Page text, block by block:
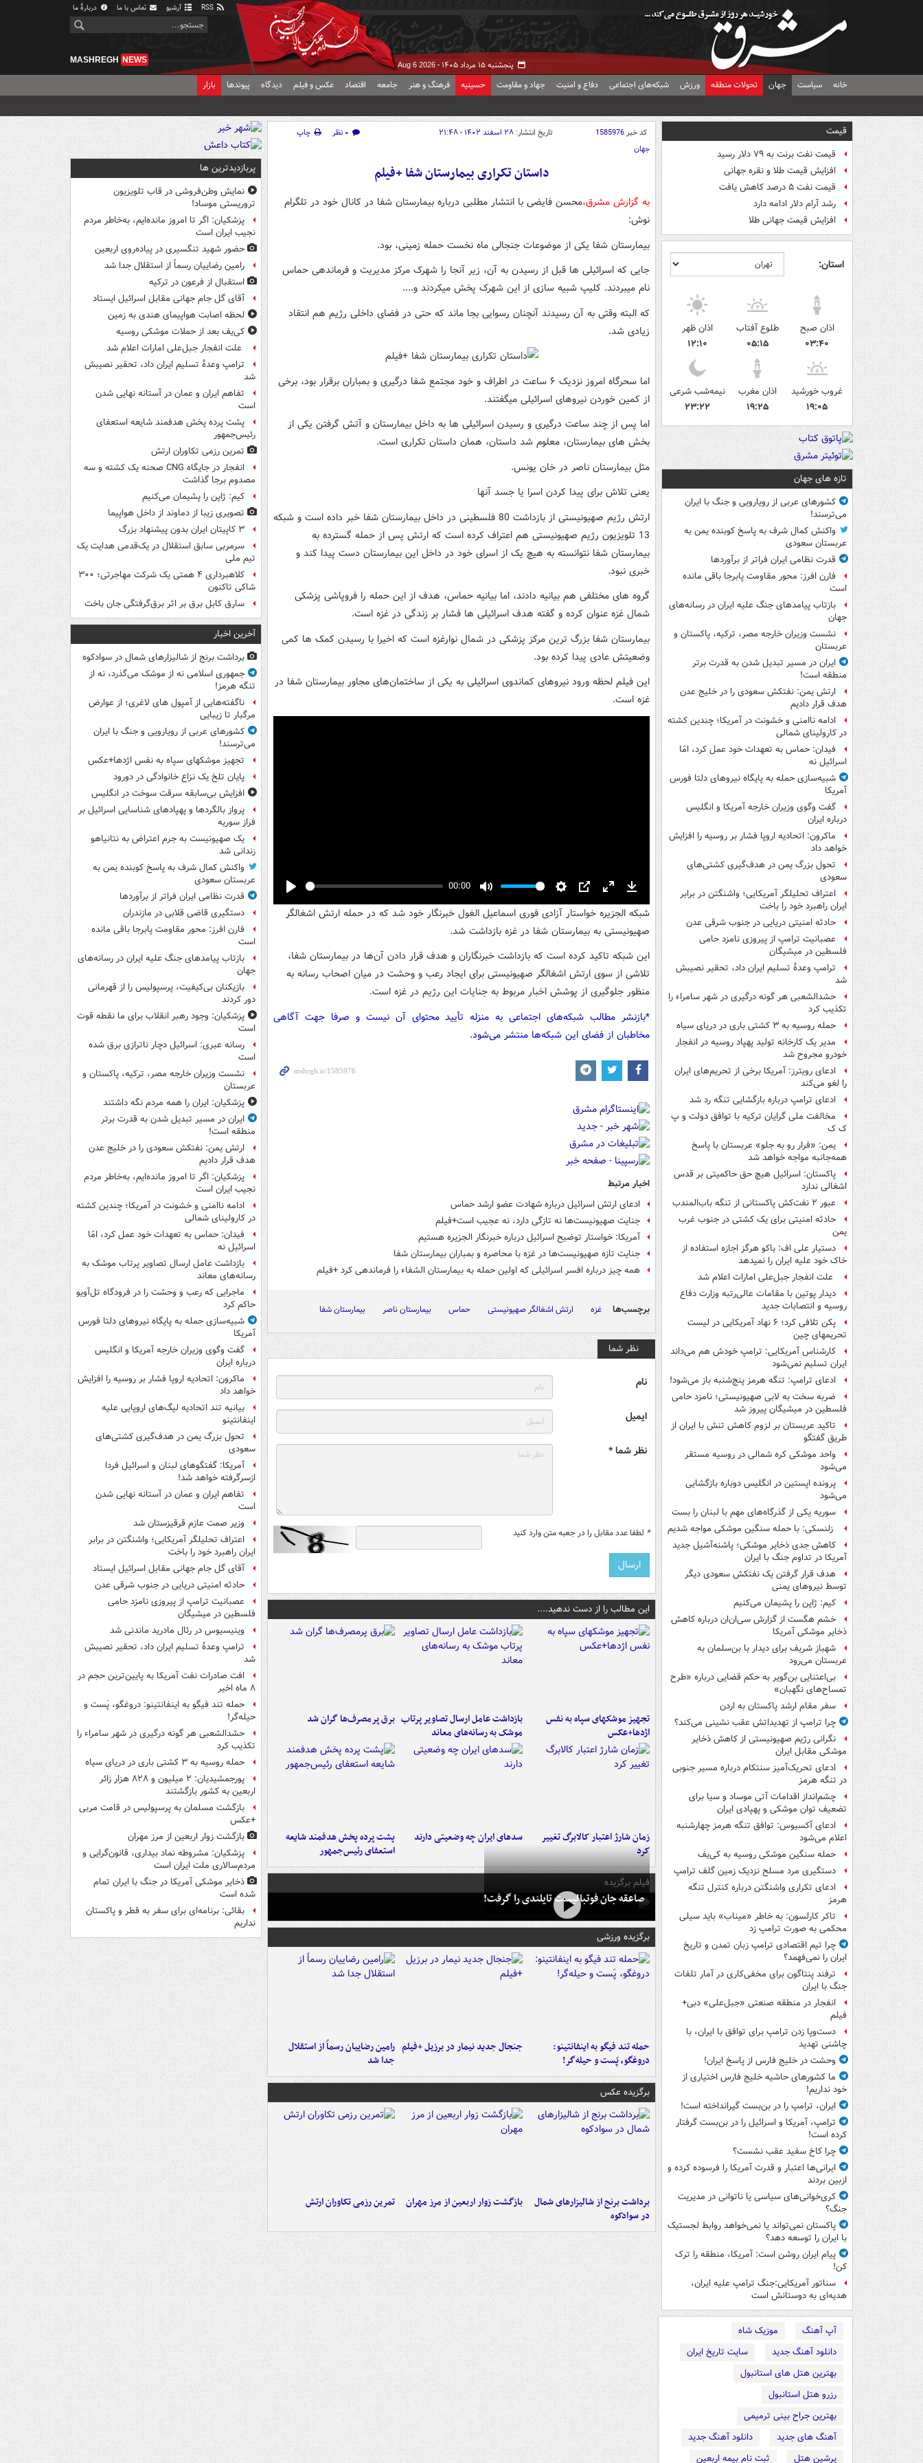
آرشیو تماس با ما دربارهٔ ما
پنجشنبه ۱۵ مرداد ۱۴۰۵ - Aug 6 2026
MASHREGH NEWS
خانه سیاست جهان تحولات منطقه ورزش شبکه‌های اجتماعی دفاع و امنیت جهاد و مقاومت حسینیه فرهنگ و هنر جامعه اقتصاد عکس و فیلم دیدگاه پیوندها بازار
قیمت
قیمت نفت برنت به ۷۹ دلار رسید
افزایش قیمت طلا و نقره جهانی
قیمت نفت ۵ درصد کاهش یافت
رشد آرام دلار ادامه دارد
افزایش قیمت جهانی طلا
استان:
اذان صبح
۰۳:۴۰
طلوع آفتاب
۰۵:۱۵
اذان ظهر
۱۲:۱۰
غروب خورشید
۱۹:۰۵
اذان مغرب
۱۹:۲۵
نیمه‌شب شرعی
۲۳:۲۲
تازه های جهان
کشورهای عربی از رویارویی و جنگ با ایران
می‌ترسند!
واکنش کمال شرف به پاسخ کوبنده یمن به
عربستان سعودی
قدرت نظامی ایران فراتر از برآوردها
فارن افرز: محور مقاومت پابرجا باقی مانده
است
بازتاب پیامدهای جنگ علیه ایران در رسانه‌های
جهان
نشست وزیران خارجه مصر، ترکیه، پاکستان و
عربستان
ایران در مسیر تبدیل شدن به قدرت برتر
منطقه است!
ارتش یمن: نفتکش سعودی را در خلیج عدن
هدف قرار دادیم
ادامه ناامنی و خشونت در آمریکا؛ چندین کشته
در کارولینای شمالی
فیدان: حماس به تعهدات خود عمل کرد، امّا
اسرائیل نه
شبیه‌سازی حمله به پایگاه نیروهای دلتا فورس
آمریکا
گفت وگوی وزیران خارجه آمریکا و انگلیس
درباره ایران
ماکرون: اتحادیه اروپا فشار بر روسیه را افزایش
خواهد داد
تحول بزرگ یمن در هدف‌گیری کشتی‌های
سعودی
اعتراف تحلیلگر آمریکایی؛ واشنگتن در برابر
ایران راهبرد خود را باخت
حادثه امنیتی دریایی در جنوب شرقی عدن
عصبانیت ترامپ از پیروزی نامزد حامی
فلسطین در میشیگان
ترامپ وعدۀ تسلیم ایران داد، تحقیر نصیبش
شد
حشدالشعبی هر گونه درگیری در شهر سامراء را
تکذیب کرد
حمله روسیه به ۳ کشتی باری در دریای سیاه
مدیر یک کارخانه تولید پهپاد روسیه در انفجار
خودرو مجروح شد
ادعای رویترز: آمریکا برخی از تحریم‌های ایران
را لغو می‌کند
ادعای ترامپ درباره بازگشایی تنگه رد شد
مخالفت ملی گرایان ترکیه با توافق دولت و پ
ک ک
یمن: «فرار رو به جلو» عربستان با پاسخ
همه‌جانبه‌ مواجه خواهد شد
پاکستان: اسرائیل هیچ حق حاکمیتی بر قدس
اشغالی ندارد
عبور ۲ نفت‌کش پاکستانی از تنگه باب‌المندب
حادثه امنیتی برای یک کشتی در جنوب غرب
یمن
دستیار علی اف: باکو هرگز اجازه استفاده از
خاک خود علیه ایران را نمیدهد
علت انفجار جبل‌علی امارات اعلام شد
دیدار پوتین با مقامات عالی‌رتبه وزارت دفاع
روسیه و انتصابات جدید
پکن تلافی کرد؛ ۶ نهاد آمریکایی در لیست
تحریمهای چین
کارشناس آمریکایی: ترامپ خودش هم می‌داند
ایران تسلیم نمی‌شود
ادعای ترامپ: تنگه هرمز پنج‌شنبه باز می‌شود!
ضربه سخت به لابی صهیونیستی؛ نامزد حامی
فلسطین در میشیگان پیروز شد
تاکید عربستان بر لزوم کاهش تنش با ایران از
طریق گفتگو
واحد موشکی کره شمالی در روسیه مستقر
می‌شود
پرونده اپستین در انگلیس دوباره بازگشایی
می‌شود
سوریه یکی از گذرگاه‌های مهم با لبنان را بست
زلنسکی: با حمله سنگین موشکی مواجه شدیم
کاهش جدی ذخایر موشکی؛ پاشنه‌آشیل جدید
آمریکا در تداوم جنگ با ایران
هدف قرار گرفتن یک نفتکش سعودی دیگر
توسط نیروهای یمنی
کیم: ژاپن را پشیمان می‌کنیم
خشم هگست از گزارش سی‌ان‌ان درباره کاهش
ذخایر موشکی آمریکا
شهباز شریف برای دیدار با بن‌سلمان به
عربستان می‌رود
بی‌اعتنایی بن‌گویر به حکم قضایی درباره «طرح
تمساح‌های نگهبان»
سفر مقام ارشد پاکستان به اردن
چرا ترامپ از تهدیداتش عقب نشینی می‌کند؟
نگرانی رژیم صهیونیستی از کاهش ذخایر
موشکی مقابل ایران
ادعای تحریک‌آمیز سنتکام درباره مسیر جنوبی
در تنگه هرمز
چشم‌انداز اقدامات آتی موساد و سیا برای
تضعیف توان موشکی و پهپادی ایران
ادعای آکسیوس: توافق تنگه هرمز چهارشنبه
اعلام می‌شود
حمله سنگین موشکی روسیه به کی‌یف
دستگیری مرد مسلح نزدیک زمین گلف ترامپ
ادعای تکراری واشنگتن درباره کنترل تنگه
هرمز
تاکر کارلسون: به خاطر «میناب» باید سیلی
محکمی به صورت ترامپ زد
چرا تیم اقتصادی ترامپ زبان تمدن و تاریخ
ایران را نمی‌فهمد؟
ترفند پنتاگون برای مخفی‌کاری در آمار تلفات
جنگ با ایران
انفجار در منطقه صنعتی «جبل‌علی» دبی+
فیلم
دست‌وپا زدن ترامپ برای توافق با ایران، با
چاشنی تهدید
وحشت در خلیج فارس از پاسخ ایران!
ما کشورهای حاشیه خلیج فارس اختیاری از
خود نداریم!
ایران، ترامپ را در بن‌بست گیرانداخته است!
ترامپ، آمریکا و اسرائیل را در بن‌بست گرفتار
کرده است!
چرا کاخ سفید عقب نشست؟
ایرانی‌ها اعتبار و قدرت آمریکا را فرسوده کرده و
ازبین بردند
کری‌خوانی‌های سیاسی یا ناتوانی در مدیریت
جنگ؟
پاکستان نمی‌تواند یا نمی‌خواهد روابط لجستیک
با ایران را توسعه دهد؟
پیام ایران روشن است: آمریکا، منطقه را ترک
کن!
سناتور آمریکایی:جنگ ترامپ علیه ایران،
هدیه‌ای به دوستانش است
آپ آهنگ
موزیک شاه
دانلود آهنگ جدید
سایت تاریخ ایران
بهترین هتل های استانبول
رزرو هتل استانبول
بهترین جراح بینی ترمیمی
آهنگ های جدید
دانلود آهنگ جدید
پرشین هتل
ثبت نام بیمه اربعین
کد خبر1585976 تاریخ انتشار: ۲۸ اسفند ۱۴۰۲ - ۲۱:۴۸ ۰ نظر
چاپ
جهان
داستان تکراری بیمارستان شفا +فیلم
به گزارش مشرق،محسن فایضی با انتشار مطلبی درباره بیمارستان شفا در کانال خود در تلگرام
نوش:
بیمارستان شفا یکی از موضوعات جنجالی ماه نخست حمله زمینی، بود.
جایی که اسرائیلی ها قبل از رسیدن به آن، زیر آنجا را شهرک مرکز مدیریت و فرماندهی حماس
نام میبردند. کلیپ شبیه سازی از این شهرک پخش میکردند و....
که البته وقتی به آن رسیدند آنچنان رسوایی بجا ماند که حتی در فضای داخلی رژیم هم انتقاد
زیادی شد.
اما سحرگاه امروز نزدیک ۶ ساعت در اطراف و خود مجتمع شفا درگیری و بمباران برقرار بود، برخی
از کمین خوردن نیروهای اسرائیلی میگفتند.
اما پس از چند ساعت درگیری و رسیدن اسرائیلی ها به داخل بیمارستان و آتش گرفتن یکی از
بخش های بیمارستان، معلوم شد داستان، همان داستان تکراری است‌.
مثل بیمارستان ناصر در خان یونس.
یعنی تلاش برای پیدا کردن اسرا یا جسد آنها
ارتش رژیم صهیونیستی از بازداشت 80 فلسطینی در داخل بیمارستان شفا خبر داده است و شبکه
13 تلویزیون رژیم صهیونیستی هم اعتراف کرده است که ارتش پس از حمله گسترده به
بیمارستان شفا نتوانسته به هیچ یک از اسرای خود در داخل این بیمارستان دست پیدا کند و
خبری نبود.
گروه های مختلفی هم بیانیه دادند، اما بیانیه حماس، هدف از این حمله را فروپاشی پزشکی
شمال غزه عنوان کرده و گفته هدف اسرائیلی ها فشار بر زندگی در غزه است‌.
بیمارستان شفا بزرگ ترین مرکز پزشکی در شمال نوارغزه است که اخیرا با رسیدن کمک ها کمی
وضعیتش عادی پیدا کرده بود.
این فیلم لحظه ورود نیروهای کماندوی اسرائیلی به یکی از ساختمان‌های مجاور بیمارستان شفا در
غزه است.
00:00
fullscreen
شبکه الجزیره خواستار آزادی فوری اسماعیل الغول خبرنگار خود شد که در حمله ارتش اشغالگر
صهیونیستی به بیمارستان شفا در غزه بازداشت شد.
این شبکه تاکید کرده است که بازداشت خبرنگاران و هدف قرار دادن آن‌ها در بیمارستان شفا،
تلاشی از سوی ارتش اشغالگر صهیونیستی برای ایجاد رعب و وحشت در میان اصحاب رسانه به
منظور جلوگیری از پوشش اخبار مربوط به جنایات این رژیم در غزه است.
*بازنشر مطالب شبکه‌های اجتماعی به منزله تأیید محتوای آن نیست و صرفا جهت آگاهی
مخاطبان از فضای این شبکه‌ها منتشر می‌شود.
اخبار مرتبط
ادعای ارتش اسرائیل درباره شهادت عضو ارشد حماس
جنایت صهیونیست‌ها نه تازگی دارد، نه عجیب است+فیلم
آمریکا: خواستار توضیح اسرائیل درباره خبرنگار الجزیره هستیم
جنایت تازه صهیونیست‌ها در غزه با محاصره و بمباران بیمارستان شفا
همه چیز درباره افسر اسرائیلی که اولین حمله به بیمارستان الشفاء را فرماندهی کرد +فیلم
برچسب‌ها غزه ارتش اشغالگر صهیونیستی حماس بیمارستان ناصر بیمارستان شفا
نظر شما
نام
ایمیل
نظر شما *
* لطفا عدد مقابل را در جعبه متن وارد کنید
این مطالب را از دست ندهید....
تجهیز موشکهای سپاه به نفس
اژدها+عکس
بازداشت عامل ارسال تصاویر پرتاب
موشک به رسانه‌های معاند
برق پرمصرف‌ها گران شد
زمان شارژ اعتبار کالابرگ تغییر
کرد
سدهای ایران چه وضعیتی دارند
پشت پرده پخش هدفمند شایعه
استعفای رئیس‌جمهور
فیلم برگزیده
صاعقه جان فوتبالیست تایلندی را گرفت!
برگزیده ورزشی
حمله تند فیگو به اینفانتینو:
دروغگو، پَست‌ و حیله‌گر!
جنجال جدید نیمار در برزیل +فیلم رامین رضاییان رسماً از استقلال
جدا شد
برگزیده عکس
برداشت برنج از شالیزارهای شمال
در سوادکوه
بازگشت زوار اربعین از مرز مهران تمرین رزمی تکاوران ارتش
پربازدیدترین ها
نمایش وطن‌فروشی در قاب تلویزیون
تروریستی موساد!
پزشکیان: اگر تا امروز مانده‌ایم، به‌خاطر مردم
نجیب ایران است
حضور شهید تنگسیری در پیاده‌روی اربعین
رامین رضاییان رسماً از استقلال جدا شد
استقبال از فرعون در ترکیه
آقای گل جام جهانی مقابل اسرائیل ایستاد
لحظه اصابت هواپیمای هندی به زمین
کی‌یف بعد از حملات موشکی روسیه
علت انفجار جبل‌علی امارات اعلام شد
ترامپ وعدۀ تسلیم ایران داد، تحقیر نصیبش
شد
تفاهم ایران و عمان در آستانه نهایی شدن
است
پشت پرده پخش هدفمند شایعه استعفای
رئیس‌جمهور
تمرین رزمی تکاوران ارتش
انفجار در جایگاه CNG صحنه یک کشته و سه
مصدوم برجا گذاشت
کیم: ژاپن را پشیمان می‌کنیم
تصویری زیبا از دماوند از داخل هواپیما
۳ کاپیتان ایران بدون پیشنهاد بزرگ
سرمربی سابق استقلال در یک‌قدمی هدایت یک
تیم ملی
کلاهبرداری ۴ همتی یک شرکت مهاجرتی؛ ۳۰۰
شاکی تاکنون
سارق کابل برق بر اثر برق‌گرفتگی جان باخت
آخرین اخبار
برداشت برنج از شالیزارهای شمال در سوادکوه
جمهوری اسلامی نه از موشک می‌گذرد، نه از
تنگه هرمز!
ناگفته‌هایی از آمپول های لاغری؛ از عوارض
مرگبار تا زیبایی
کشورهای عربی از رویارویی و جنگ با ایران
می‌ترسند!
تجهیز موشکهای سپاه به نفس اژدها+عکس
پایان تلخ یک نزاع خانوادگی در دورود
افزایش بی‌سابقه سرقت سوخت در انگلیس
پرواز بالگردها و پهپادهای شناسایی اسرائیل بر
فراز سوریه
یک صهیونیست به جرم اعتراض به نتانیاهو
زندانی شد
واکنش کمال شرف به پاسخ کوبنده یمن به
عربستان سعودی
قدرت نظامی ایران فراتر از برآوردها
دستگیری قاضی قلابی در مازندران
فارن افرز: محور مقاومت پابرجا باقی مانده
است
بازتاب پیامدهای جنگ علیه ایران در رسانه‌های
جهان
بازیکنان بی‌کیفیت، پرسپولیس را از قهرمانی
دور کردند
پزشکیان: وجود رهبر انقلاب برای ما نقطه قوت
است
رسانه عبری: اسرائیل دچار ناترازی برق شده
است
نشست وزیران خارجه مصر، ترکیه، پاکستان و
عربستان
پزشکیان: ایران را همه مردم نگه داشتند
ایران در مسیر تبدیل شدن به قدرت برتر
منطقه است!
ارتش یمن: نفتکش سعودی را در خلیج عدن
هدف قرار دادیم
پزشکیان: اگر تا امروز مانده‌ایم، به‌خاطر مردم
نجیب ایران است
ادامه ناامنی و خشونت در آمریکا؛ چندین کشته
در کارولینای شمالی
فیدان: حماس به تعهدات خود عمل کرد، امّا
اسرائیل نه
بازداشت عامل ارسال تصاویر پرتاب موشک به
رسانه‌های معاند
ماجرایی که رعب و وحشت را در فرودگاه تل‌آویو
حاکم کرد
شبیه‌سازی حمله به پایگاه نیروهای دلتا فورس
آمریکا
گفت وگوی وزیران خارجه آمریکا و انگلیس
درباره ایران
ماکرون: اتحادیه اروپا فشار بر روسیه را افزایش
خواهد داد
بیانیه تند اتحادیه لیگ‌های اروپایی علیه
اینفانتینو
تحول بزرگ یمن در هدف‌گیری کشتی‌های
سعودی
آمریکا: گفتگوهای لبنان و اسرائیل فردا
ازسرگرفته خواهد شد!
تفاهم ایران و عمان در آستانه نهایی شدن
است
وزیر صمت عازم قرقیزستان شد
اعتراف تحلیلگر آمریکایی؛ واشنگتن در برابر
ایران راهبرد خود را باخت
آقای گل جام جهانی مقابل اسرائیل ایستاد
حادثه امنیتی دریایی در جنوب شرقی عدن
عصبانیت ترامپ از پیروزی نامزد حامی
فلسطین در میشیگان
وینیسیوس در رئال مادرید ماندنی شد
ترامپ وعدۀ تسلیم ایران داد، تحقیر نصیبش
شد
افت صادرات نفت آمریکا به پایین‌ترین حجم در
۸ ماه اخیر
حمله تند فیگو به اینفانتینو: دروغگو، پَست‌ و
حیله‌گر!
حشدالشعبی هر گونه درگیری در شهر سامراء را
تکذیب کرد
حمله روسیه به ۳ کشتی باری در دریای سیاه
پورجمشیدیان: ۲ میلیون و ۸۲۸ هزار زائر
اربعین به کشور بازگشتند
بازگشت مسلمان به پرسپولیس در قامت مربی
+عکس
بازگشت زوار اربعین از مرز مهران
پزشکیان: مشروطه نماد بیداری، قانون‌گرایی و
مردم‌سالاری ملت ایران است
ذخایر موشکی آمریکا در جنگ با ایران تمام
شده است
بقائی: برنامه‌ای برای سفر به قطر و پاکستان
نداریم